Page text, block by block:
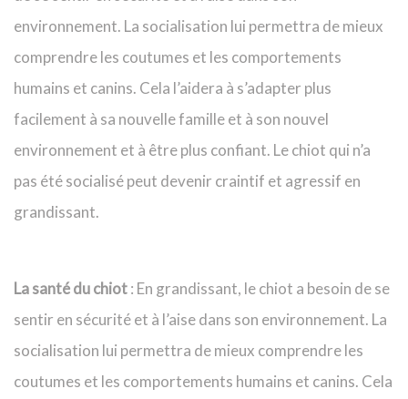
environnement. La socialisation lui permettra de mieux
comprendre les coutumes et les comportements
humains et canins. Cela l’aidera à s’adapter plus
facilement à sa nouvelle famille et à son nouvel
environnement et à être plus confiant. Le chiot qui n’a
pas été socialisé peut devenir craintif et agressif en
grandissant.
La santé du chiot: En grandissant, le chiot a besoin de se
sentir en sécurité et à l’aise dans son environnement. La
socialisation lui permettra de mieux comprendre les
coutumes et les comportements humains et canins. Cela